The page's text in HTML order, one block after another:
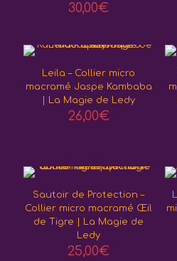
30,00€
Leila – Collier micro
macramé Jaspe Kambaba
| La Magie de Ledy
26,00€
Sautoir de Protection –
Collier micro macramé Œil
de Tigre | La Magie de
Ledy
25,00€